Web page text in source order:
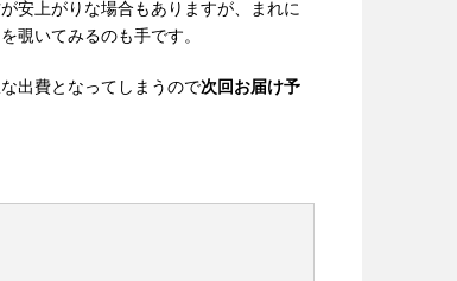
安上がりな場合もありますが、まれに
覗いてみるのも手です。
出費となってしまうので次回お届け予